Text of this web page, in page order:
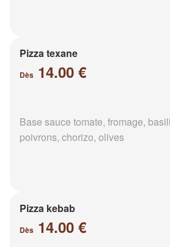
Pizza texane
Dès 14.00 €
Base sauce tomate, fromage,
poivrons, chorizo, olives
Pizza kebab
Dès 14.00 €